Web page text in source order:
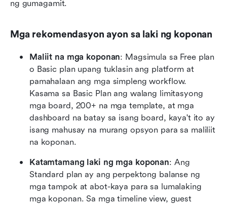
ng gumagamit.
Mga rekomendasyon ayon sa laki ng koponan
Maliit na mga koponan: Magsimula sa Free plan
o Basic plan upang tuklasin ang platform at
pamahalaan ang mga simpleng workflow.
Kasama sa Basic Plan ang walang limitasyong
mga board, 200+ na mga template, at mga
dashboard na batay sa isang board, kaya't ito ay
isang mahusay na murang opsyon para sa maliliit
na koponan.
Katamtamang laki ng mga koponan: Ang
Standard plan ay ang perpektong balanse ng
mga tampok at abot-kaya para sa lumalaking
mga koponan. Sa mga timeline view, guest